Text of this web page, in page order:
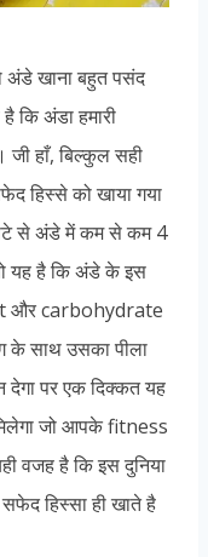
खाना बहुत पसंद
कि अंडा हमारी
जी हाँ, बिल्कुल सही
हिस्से को खाया गया
से अंडे में कम से कम 4
यह है कि अंडे के इस
और carbohydrate
के साथ उसका पीला
देगा पर एक दिक्कत यह
जो आपके fitness
वजह है कि इस दुनिया
हिस्सा ही खाते है